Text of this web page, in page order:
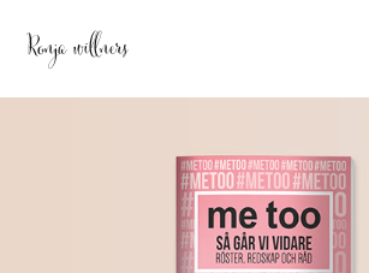
Ronja willners